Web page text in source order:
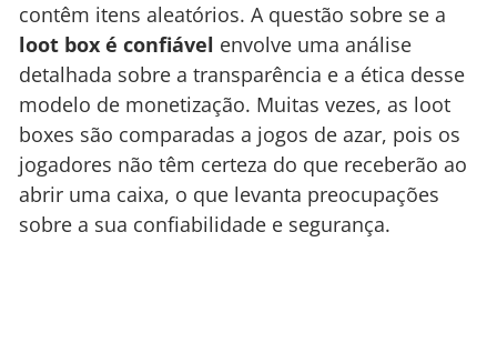
contêm itens aleatórios. A questão sobre se a
loot box é confiável envolve uma análise
detalhada sobre a transparência e a ética desse
modelo de monetização. Muitas vezes, as loot
boxes são comparadas a jogos de azar, pois os
jogadores não têm certeza do que receberão ao
abrir uma caixa, o que levanta preocupações
sobre a sua confiabilidade e segurança.